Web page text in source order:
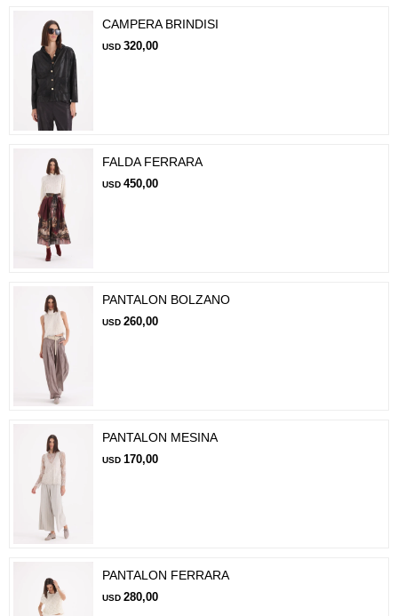
CAMPERA BRINDISI
USD 320,00
FALDA FERRARA
USD 450,00
PANTALON BOLZANO
USD 260,00
PANTALON MESINA
USD 170,00
PANTALON FERRARA
USD 280,00